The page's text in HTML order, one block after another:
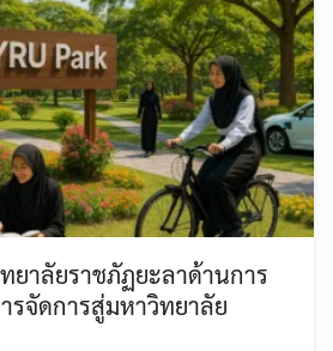
าลัยราชภัฏยะลาด้านการ
จัดการสู่มหาวิทยาลัย